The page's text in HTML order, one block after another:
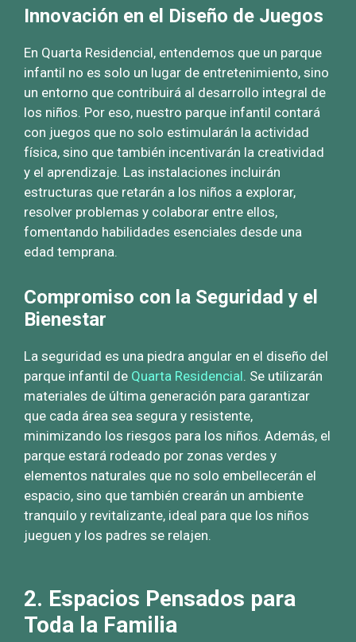
Innovación en el Diseño de Juegos
En Quarta Residencial, entendemos que un parque
infantil no es solo un lugar de entretenimiento, sino
un entorno que contribuirá al desarrollo integral de
los niños. Por eso, nuestro parque infantil contará
con juegos que no solo estimularán la actividad
física, sino que también incentivarán la creatividad
y el aprendizaje. Las instalaciones incluirán
estructuras que retarán a los niños a explorar,
resolver problemas y colaborar entre ellos,
fomentando habilidades esenciales desde una
edad temprana.
Compromiso con la Seguridad y el
Bienestar
La seguridad es una piedra angular en el diseño del
parque infantil de Quarta Residencial. Se utilizarán
materiales de última generación para garantizar
que cada área sea segura y resistente,
minimizando los riesgos para los niños. Además, el
parque estará rodeado por zonas verdes y
elementos naturales que no solo embellecerán el
espacio, sino que también crearán un ambiente
tranquilo y revitalizante, ideal para que los niños
jueguen y los padres se relajen.
2. Espacios Pensados para
Toda la Familia